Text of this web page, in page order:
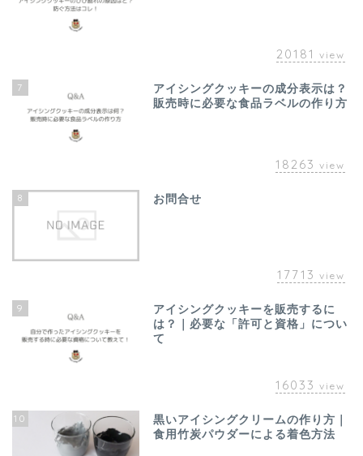
20181 view
7
アイシングクッキーの成分表示は？
販売時に必要な食品ラベルの作り方
18263 view
8 お問合せ
17713 view
9
アイシングクッキーを販売するに
は？｜必要な「許可と資格」につい
て
16033 view
10
黒いアイシングクリームの作り方｜
食用竹炭パウダーによる着色方法